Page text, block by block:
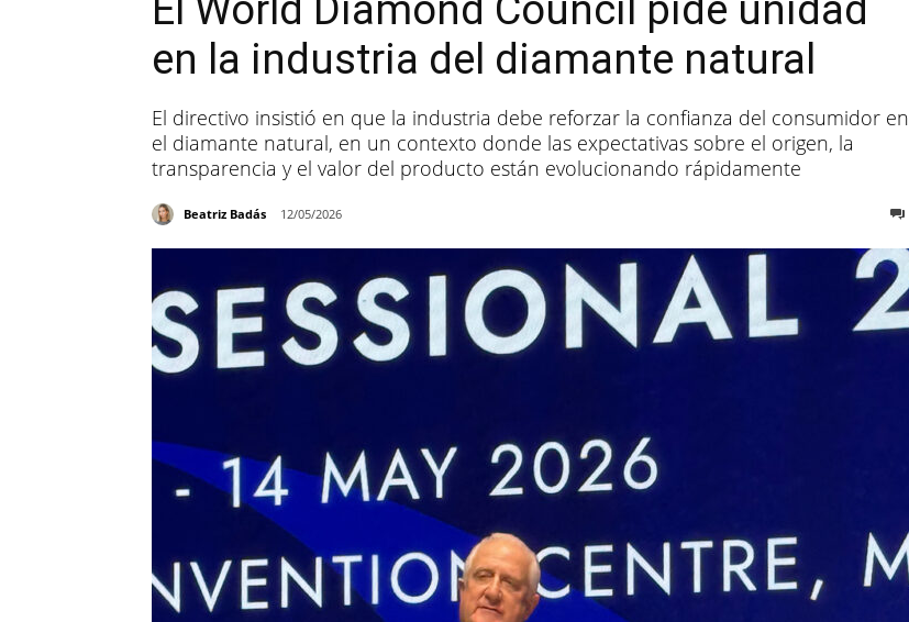
El World Diamond Council pide unidad
en la industria del diamante natural
El directivo insistió en que la industria debe reforzar la confianza del consumidor en
el diamante natural, en un contexto donde las expectativas sobre el origen, la
transparencia y el valor del producto están evolucionando rápidamente
Beatriz Badás 12/05/2026